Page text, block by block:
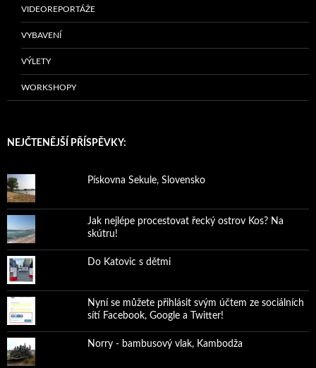
VIDEOREPORTÁŽE
VYBAVENÍ
VÝLETY
WORKSHOPY
NEJČTENĚJŠÍ PŘÍSPĚVKY:
Pískovna Sekule, Slovensko
Jak nejlépe procestovat řecký ostrov Kos? Na
skútru!
Do Katovic s dětmi
Nyní se můžete přihlásit svým účtem ze sociálních
sítí Facebook, Google a Twitter!
Norry - bambusový vlak, Kambodža